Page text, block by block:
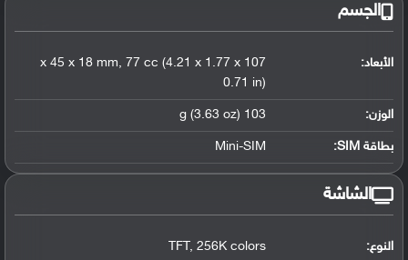
الجسم
الأبعاد:
107 x 45 x 18 mm, 77 cc (4.21 x 1.77 x
0.71 in)
الوزن: 103 g (3.63 oz)
بطاقة SIM: Mini-SIM
الشاشة
النوع: TFT, 256K colors